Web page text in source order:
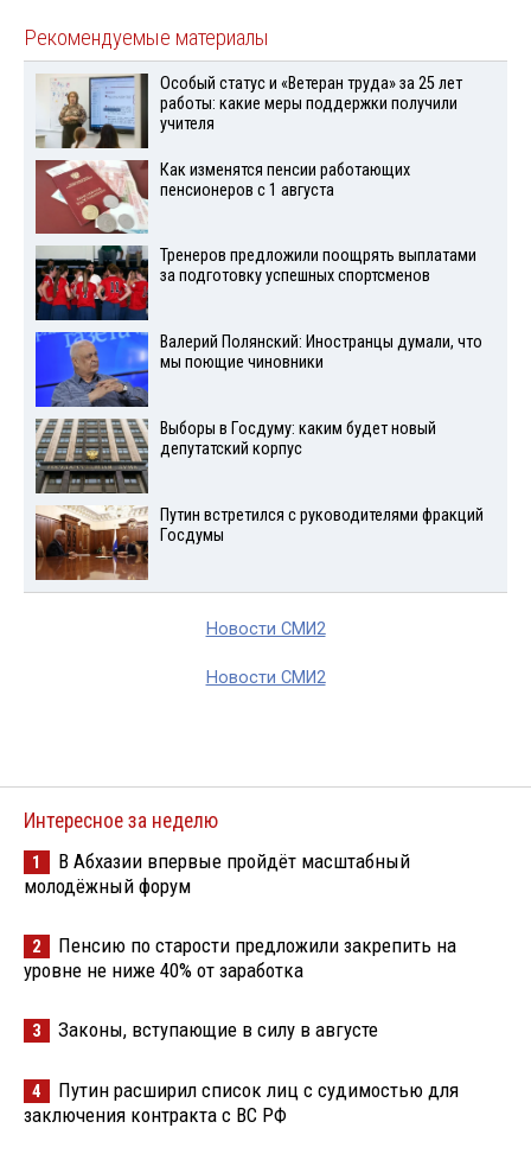
Рекомендуемые материалы
Особый статус и «Ветеран труда» за 25 лет
работы: какие меры поддержки получили
учителя
Как изменятся пенсии работающих
пенсионеров с 1 августа
Тренеров предложили поощрять выплатами
за подготовку успешных спортсменов
Валерий Полянский: Иностранцы думали, что
мы поющие чиновники
Выборы в Госдуму: каким будет новый
депутатский корпус
Путин встретился с руководителями фракций
Госдумы
Новости СМИ2
Новости СМИ2
Интересное за неделю
1
В Абхазии впервые пройдёт масштабный
молодёжный форум
2
Пенсию по старости предложили закрепить на
уровне не ниже 40% от заработка
3 Законы, вступающие в силу в августе
4
Путин расширил список лиц с судимостью для
заключения контракта с ВС РФ